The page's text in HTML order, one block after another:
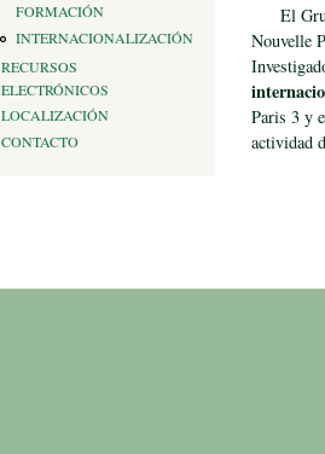
FORMACIÓN
INTERNACIONALIZACIÓN
RECURSOS
ELECTRÓNICOS
LOCALIZACIÓN
CONTACTO
El
Nouvelle
Paris 3 y
actividad